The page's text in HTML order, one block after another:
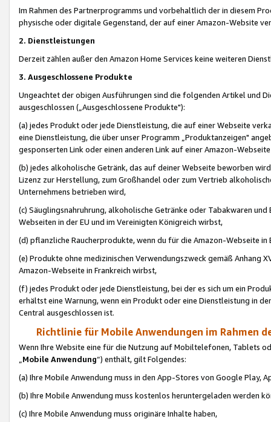
Im Rahmen des Partnerprogramms und vorbehaltlich der in diesem
physische oder digitale Gegenstand, der auf einer Amazon-Website
2. Dienstleistungen
Derzeit zählen außer den Amazon Home Services keine weiteren
3. Ausgeschlossene Produkte
Ungeachtet der obigen Ausführungen sind die folgenden Artikel und
ausgeschlossen („Ausgeschlossene Produkte"):
(a) jedes Produkt oder jede Dienstleistung, die auf einer Webseite
eine Dienstleistung, die über unser Programm „Produktanzeigen"
gesponserten Link oder einen anderen Link auf einer Amazon-
(b) jedes alkoholische Getränk, das auf deiner Webseite beworben
Lizenz zur Herstellung, zum Großhandel oder zum Vertrieb
Unternehmens betrieben wird,
(c) Säuglingsnahruhrung, alkoholische Getränke oder Tabakwaren
Webseiten in der EU und im Vereinigten Königreich wirbst,
(d) pflanzliche Raucherprodukte, wenn du für die Amazon-Webseite in
(e) Produkte ohne medizinischen Verwendungszweck gemäß Anhang
Amazon-Webseite in Frankreich wirbst,
(f) jedes Produkt oder jede Dienstleistung, bei der es sich um ein
erhältst eine Warnung, wenn ein Produkt oder eine Dienstleistung in
Central ausgeschlossen ist.
Richtlinie für Mobile Anwendungen im Rahmen
Wenn Ihre Website eine für die Nutzung auf Mobiltelefonen, Tablets
„Mobile Anwendung“) enthält, gilt Folgendes:
(a) Ihre Mobile Anwendung muss in den App-Stores von Google Play,
(b) Ihre Mobile Anwendung muss kostenlos heruntergeladen werden
(c) Ihre Mobile Anwendung muss originäre Inhalte haben,